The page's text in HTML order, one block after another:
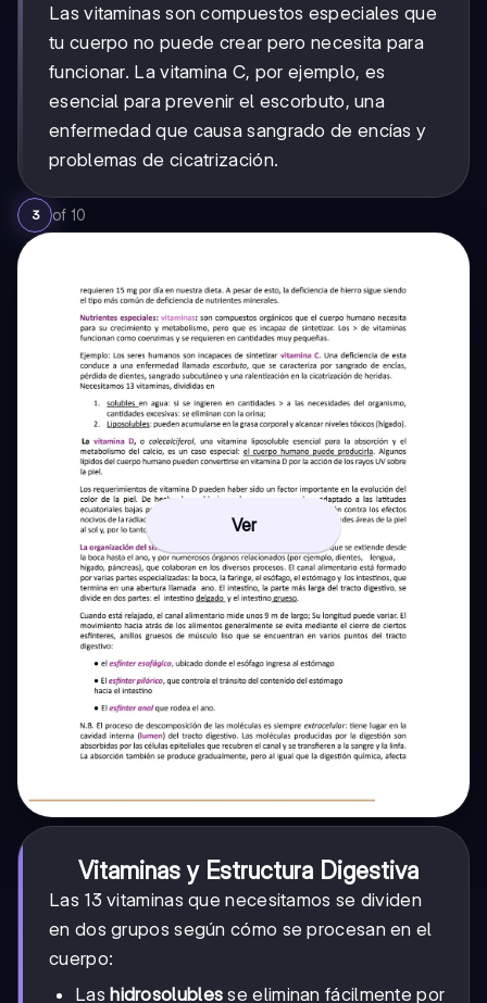
Las vitaminas son compuestos especiales que
tu cuerpo no puede crear pero necesita para
funcionar. La vitamina C, por ejemplo, es
esencial para prevenir el escorbuto, una
enfermedad que causa sangrado de encías y
problemas de cicatrización.
3 of 10
Ver
Vitaminas y Estructura Digestiva
Las 13 vitaminas que necesitamos se dividen
en dos grupos según cómo se procesan en el
cuerpo:
Las hidrosolubles se eliminan fácilmente por